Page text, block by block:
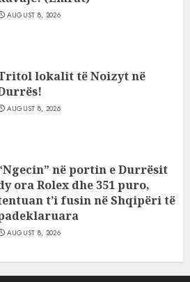
AUGUST 8, 2026
lokalit të Noizyt në
AUGUST 8, 2026
në portin e Durrësit
ora Rolex dhe 351 puro,
t’i fusin në Shqipëri të
AUGUST 8, 2026